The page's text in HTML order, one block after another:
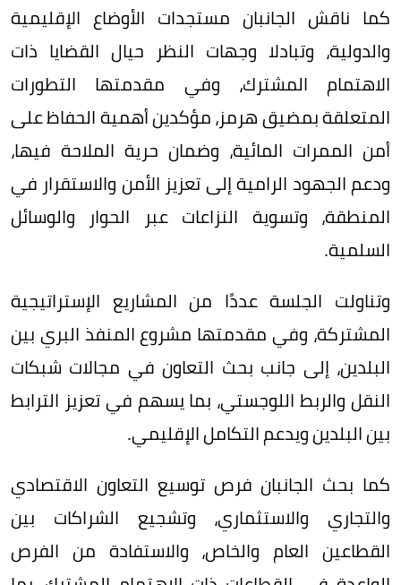
كما ناقش الجانبان مستجدات الأوضاع الإقليمية
والدولية، وتبادلا وجهات النظر حيال القضايا ذات
الاهتمام المشترك، وفي مقدمتها التطورات
المتعلقة بمضيق هرمز، مؤكدين أهمية الحفاظ على
أمن الممرات المائية، وضمان حرية الملاحة فيها،
ودعم الجهود الرامية إلى تعزيز الأمن والاستقرار في
المنطقة، وتسوية النزاعات عبر الحوار والوسائل
السلمية.
وتناولت الجلسة عددًا من المشاريع الإستراتيجية
المشتركة، وفي مقدمتها مشروع المنفذ البري بين
البلدين، إلى جانب بحث التعاون في مجالات شبكات
النقل والربط اللوجستي، بما يسهم في تعزيز الترابط
بين البلدين ويدعم التكامل الإقليمي.
كما بحث الجانبان فرص توسيع التعاون الاقتصادي
والتجاري والاستثماري، وتشجيع الشراكات بين
القطاعين العام والخاص، والاستفادة من الفرص